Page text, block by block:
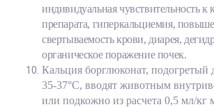
индивидуальная чувствительность к
препарата, гиперкальциемия,
свертываемость крови, диарея,
органическое поражение почек.
Кальция борглюконат, подогретый
35-37°С, вводят животным
или подкожно из расчета 0,5 мл/кг